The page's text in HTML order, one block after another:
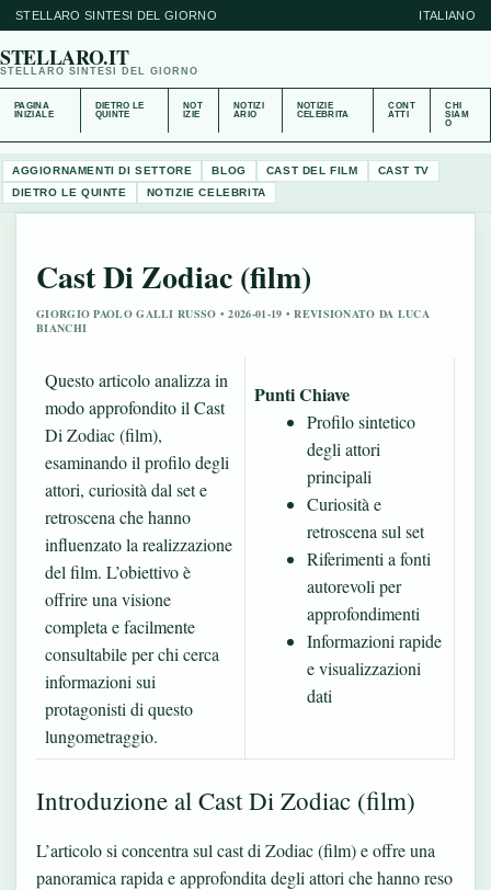
STELLARO SINTESI DEL GIORNO ITALIANO
STELLARO.IT
STELLARO SINTESI DEL GIORNO
PAGINA
INIZIALE
DIETRO LE
QUINTE
NOT
IZIE
NOTIZI
ARIO
NOTIZIE
CELEBRITA
CONT
ATTI
CHI
SIAM
O
AGGIORNAMENTI DI SETTORE BLOG CAST DEL FILM
CAST TV
DIETRO LE QUINTE
NOTIZIE CELEBRITA
Cast Di Zodiac (film)
GIORGIO PAOLO GALLI RUSSO • 2026-01-19 • REVISIONATO DA LUCA
BIANCHI
Questo articolo analizza in
modo approfondito il Cast
Di Zodiac (film),
esaminando il profilo degli
attori, curiosità dal set e
retroscena che hanno
influenzato la realizzazione
del film. L’obiettivo è
offrire una visione
completa e facilmente
consultabile per chi cerca
informazioni sui
protagonisti di questo
lungometraggio.
Punti Chiave
Profilo sintetico
degli attori
principali
Curiosità e
retroscena sul set
Riferimenti a fonti
autorevoli per
approfondimenti
Informazioni rapide
e visualizzazioni
dati
Introduzione al Cast Di Zodiac (film)
L’articolo si concentra sul cast di Zodiac (film) e offre una
panoramica rapida e approfondita degli attori che hanno reso